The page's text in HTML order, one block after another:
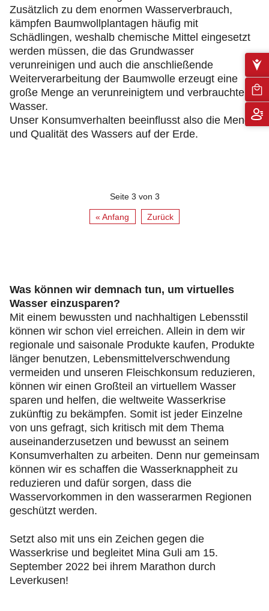
Zusätzlich zu dem enormen Wasserverbrauch,
kämpfen Baumwollplantagen häufig mit
Schädlingen, weshalb chemische Mittel eingesetzt
werden müssen, die das Grundwasser
verunreinigen und auch die anschließende
Weiterverarbeitung der Baumwolle erzeugt eine
große Menge an verunreinigtem und verbrauchtem
Wasser.
Unser Konsumverhalten beeinflusst also die Menge
und Qualität des Wassers auf der Erde.
Seite 3 von 3
« Anfang Zurück
Was können wir demnach tun, um virtuelles
Wasser einzusparen?
Mit einem bewussten und nachhaltigen Lebensstil
können wir schon viel erreichen. Allein in dem wir
regionale und saisonale Produkte kaufen, Produkte
länger benutzen, Lebensmittelverschwendung
vermeiden und unseren Fleischkonsum reduzieren,
können wir einen Großteil an virtuellem Wasser
sparen und helfen, die weltweite Wasserkrise
zukünftig zu bekämpfen. Somit ist jeder Einzelne
von uns gefragt, sich kritisch mit dem Thema
auseinanderzusetzen und bewusst an seinem
Konsumverhalten zu arbeiten. Denn nur gemeinsam
können wir es schaffen die Wasserknappheit zu
reduzieren und dafür sorgen, dass die
Wasservorkommen in den wasserarmen Regionen
geschützt werden.
Setzt also mit uns ein Zeichen gegen die
Wasserkrise und begleitet Mina Guli am 15.
September 2022 bei ihrem Marathon durch
Leverkusen!